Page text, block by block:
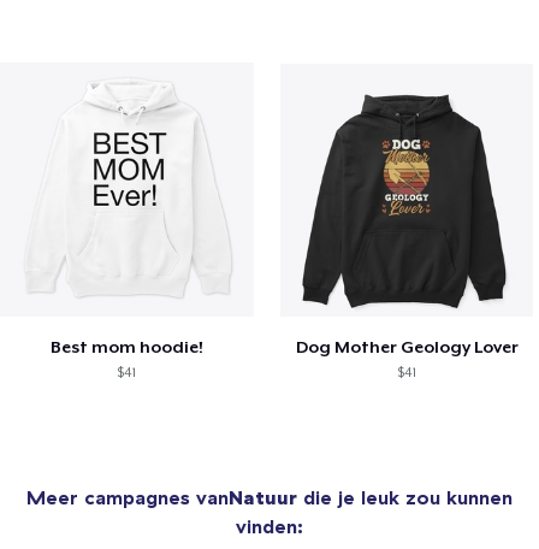
Best mom hoodie!
$41
Dog Mother Geology Lover
$41
Meer campagnes vanNatuur die je leuk zou kunnen
vinden: